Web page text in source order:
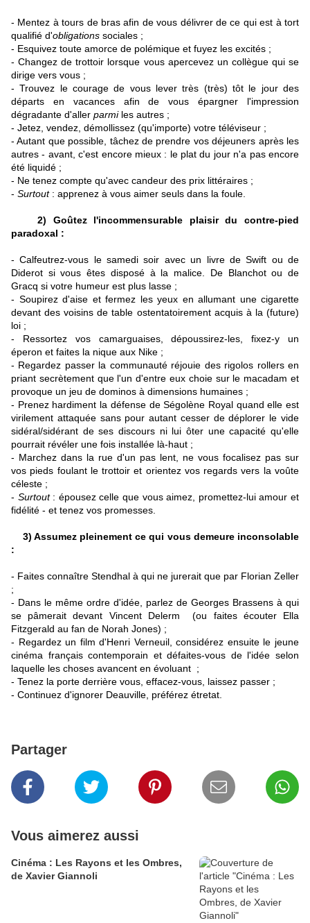
- Mentez à tours de bras afin de vous délivrer de ce qui est à tort
qualifié d'obligations sociales ;
- Esquivez toute amorce de polémique et fuyez les excités ;
- Changez de trottoir lorsque vous apercevez un collègue qui se
dirige vers vous ;
- Trouvez le courage de vous lever très (très) tôt le jour des
départs en vacances afin de vous épargner l'impression
dégradante d'aller parmiles autres ;
- Jetez, vendez, démollissez (qu'importe) votre téléviseur ;
- Autant que possible, tâchez de prendre vos déjeuners après les
autres - avant, c'est encore mieux : le plat du jour n'a pas encore
été liquidé ;
- Ne tenez compte qu'avec candeur des prix littéraires ;
- Surtout: apprenez à vous aimer seuls dans la foule.
2) Goûtez l'incommensurable plaisir du contre-pied
paradoxal :
- Calfeutrez-vous le samedi soir avec un livre de Swift ou de
Diderot si vous êtes disposé à la malice. De Blanchot ou de
Gracq si votre humeur est plus lasse ;
- Soupirez d'aise et fermez les yeux en allumant une cigarette
devant des voisins de table ostentatoirement acquis à la (future)
loi ;
- Ressortez vos camarguaises, dépoussirez-les, fixez-y un
éperon et faites la nique aux Nike ;
- Regardez passer la communauté réjouie des rigolos rollers en
priant secrètement que l'un d'entre eux choie sur le macadam et
provoque un jeu de dominos à dimensions humaines ;
- Prenez hardiment la défense de Ségolène Royal quand elle est
virilement attaquée sans pour autant cesser de déplorer le vide
sidéral/sidérant de ses discours ni lui ôter une capacité qu'elle
pourrait révéler une fois installée là-haut ;
- Marchez dans la rue d'un pas lent, ne vous focalisez pas sur
vos pieds foulant le trottoir et orientez vos regards vers la voûte
céleste ;
- Surtout: épousez celle que vous aimez, promettez-lui amour et
fidélité - et tenez vos promesses.
3) Assumez pleinement ce qui vous demeure inconsolable
:
- Faites connaître Stendhal à qui ne jurerait que par Florian Zeller
;
- Dans le même ordre d'idée, parlez de Georges Brassens à qui
se pâmerait devant Vincent Delerm (ou faites écouter Ella
Fitzgerald au fan de Norah Jones) ;
- Regardez un film d'Henri Verneuil, considérez ensuite le jeune
cinéma français contemporain et défaites-vous de l'idée selon
laquelle les choses avancent en évoluant ;
- Tenez la porte derrière vous, effacez-vous, laissez passer ;
- Continuez d'ignorer Deauville, préférez étretat.
Partager
Vous aimerez aussi
Cinéma : Les Rayons et les Ombres,
de Xavier Giannoli